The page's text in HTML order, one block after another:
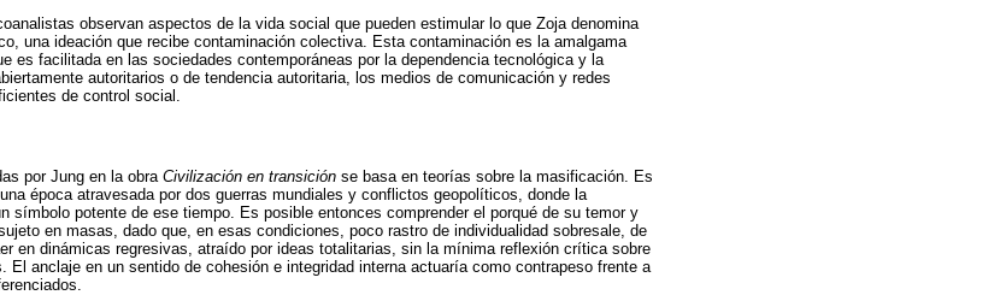
observan aspectos de la vida social que pueden estimular lo que Zoja denomina
una ideación que recibe contaminación colectiva. Esta contaminación es la amalgama
es facilitada en las sociedades contemporáneas por la dependencia tecnológica y la
autoritarios o de tendencia autoritaria, los medios de comunicación y redes
de control social.
por Jung en la obra Civilización en transición se basa en teorías sobre la masificación. Es
época atravesada por dos guerras mundiales y conflictos geopolíticos, donde la
símbolo potente de ese tiempo. Es posible entonces comprender el porqué de su temor y
en masas, dado que, en esas condiciones, poco rastro de individualidad sobresale, de
en dinámicas regresivas, atraído por ideas totalitarias, sin la mínima reflexión crítica sobre
El anclaje en un sentido de cohesión e integridad interna actuaría como contrapeso frente a